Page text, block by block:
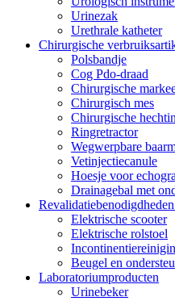
Urinezak
Urethrale katheter
Chirurgische
Polsbandje
Cog Pdo-draad
Chirurgische
Chirurgisch mes
Chirurgische
Ringretractor
Wegwerpbare
Vetinjectiecanule
Hoesje voor
Drainagebal met
Elektrische scooter
Elektrische rolstoel
Beugel en
Laboratoriumproducten
Urinebeker